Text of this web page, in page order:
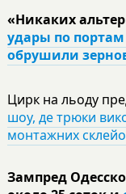
«Никаких
удары по
обрушили
Цирк на льоду
шоу, де трюки
монтажних
Зампред